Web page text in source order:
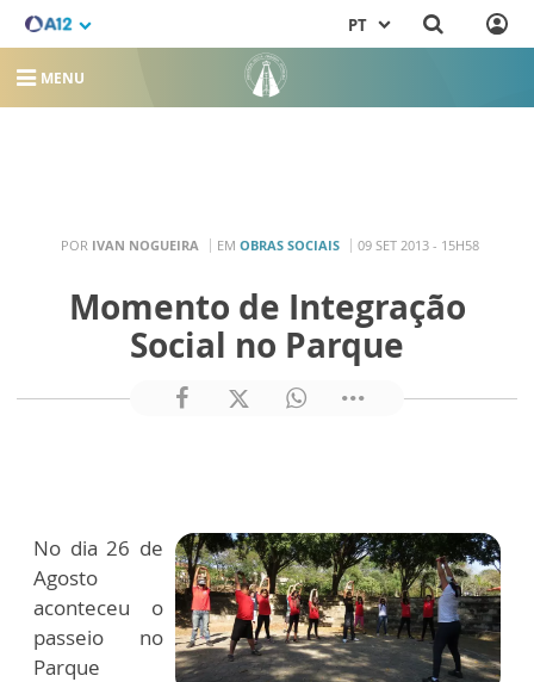
PT
MENU
POR IVAN NOGUEIRA EM OBRAS SOCIAIS 09 SET 2013 - 15H58
Momento de Integração
Social no Parque
No dia 26 de
Agosto
aconteceu o
passeio no
Parque